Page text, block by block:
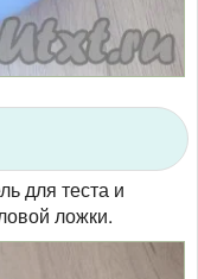
для теста и
ложки.